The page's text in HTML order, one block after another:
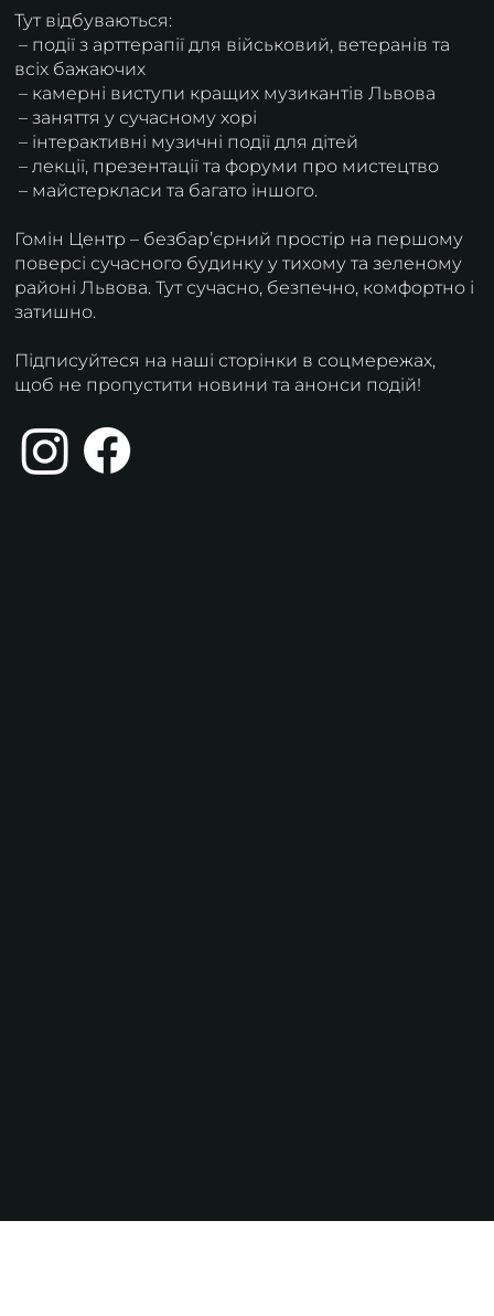
Тут відбуваються:
– події з арттерапії для військовий, ветеранів та
всіх бажаючих
– камерні виступи кращих музикантів Львова
– заняття у сучасному хорі
– інтерактивні музичні події для дітей
– лекції, презентації та форуми про мистецтво
– майстеркласи та багато іншого.
Гомін Центр – безбарʼєрний простір на першому
поверсі сучасного будинку у тихому та зеленому
районі Львова. Тут сучасно, безпечно, комфортно і
затишно.
Підписуйтеся на наші сторінки в соцмережах,
щоб не пропустити новини та анонси подій!